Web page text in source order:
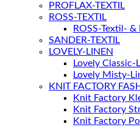
PROFLAX-TEXTIL
ROSS-TEXTIL
ROSS-Textil-
SANDER-TEXTIL
LOVELY-LINEN
Lovely Classic-
Lovely Misty-
KNIT FACTORY
Knit Factory
Knit Factory
Knit Factory